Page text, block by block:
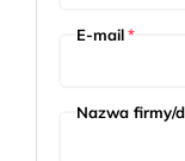
E-mail*
Nazwa firmy/